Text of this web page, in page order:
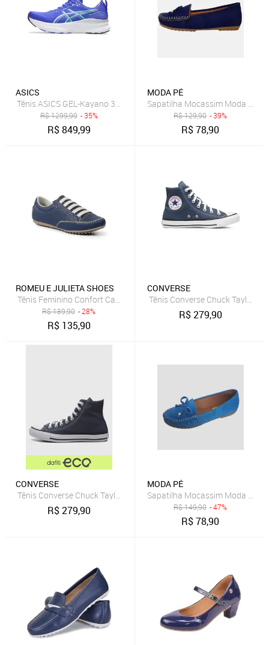
ASICS
Tênis ASICS GEL-Kayano 32 - Masculino - Azul/Prata
R$1299,99 - 35%
R$849,99
MODA PÉ
Sapatilha Mocassim Moda Pé
R$129,90 - 39%
R$78,90
ROMEU E JULIETA SHOES
Tênis Feminino Confort Casual Azul Marinho Leve
R$189,90 - 28%
R$ 135,90
CONVERSE
Tênis Converse Chuck Taylor
R$279,90
CONVERSE
Tênis Converse Chuck Taylor All Star Cano Alto Azul Marinho
R$279,90
MODA PÉ
Sapatilha Mocassim Moda Pé
R$149,90 - 47%
R$78,90